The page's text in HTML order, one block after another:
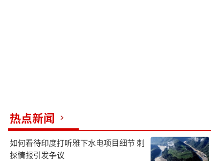
热点新闻
如何看待印度打听雅下水电项目细节 刺
探情报引发争议